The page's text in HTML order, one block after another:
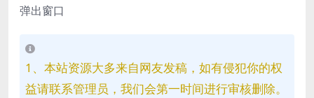
弹出窗口
1、本站资源大多来自网友发稿，如有侵犯你的权
益请联系管理员，我们会第一时间进行审核删除。